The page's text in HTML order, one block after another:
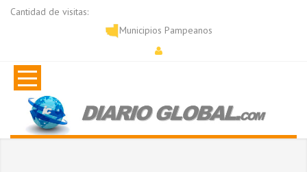
Cantidad de visitas:
Municipios Pampeanos